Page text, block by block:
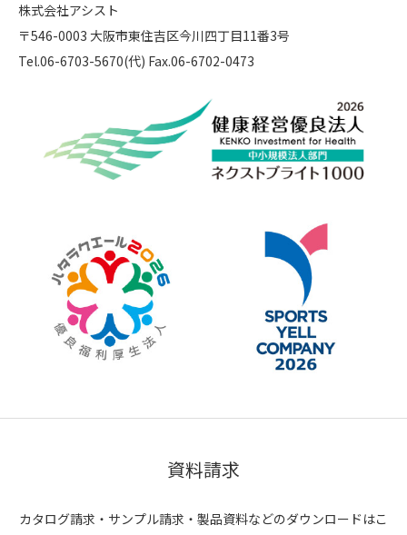
株式会社アシスト
〒546-0003 大阪市東住吉区今川四丁目11番3号
Tel.06-6703-5670(代) Fax.06-6702-0473
資料請求
カタログ請求・サンプル請求・製品資料などのダウンロードはこ